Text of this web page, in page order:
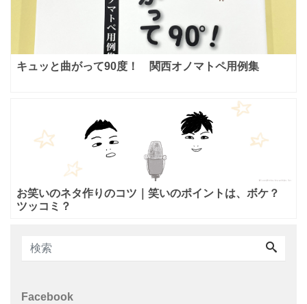
キュッと曲がって90度！ 関西オノマトペ用例集
お笑いのネタ作りのコツ｜笑いのポイントは、ボケ？
ツッコミ？
Facebook